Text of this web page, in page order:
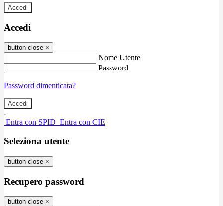
Accedi
Accedi
button close ×
Nome Utente
Password
Password dimenticata?
-
Entra con SPID Entra con CIE
Seleziona utente
button close ×
Recupero password
button close ×